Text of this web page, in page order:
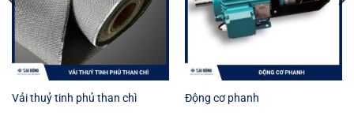
Vải thuỷ tinh phủ than chì Động cơ phanh